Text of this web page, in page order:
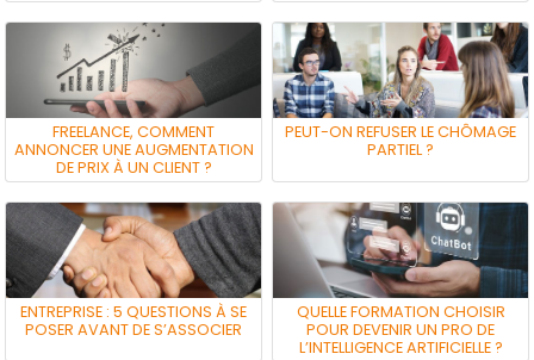
FREELANCE, COMMENT
ANNONCER UNE AUGMENTATION
DE PRIX À UN CLIENT ?
PEUT-ON REFUSER LE CHÔMAGE
PARTIEL ?
ENTREPRISE : 5 QUESTIONS À SE
POSER AVANT DE S’ASSOCIER
QUELLE FORMATION CHOISIR
POUR DEVENIR UN PRO DE
L’INTELLIGENCE ARTIFICIELLE ?